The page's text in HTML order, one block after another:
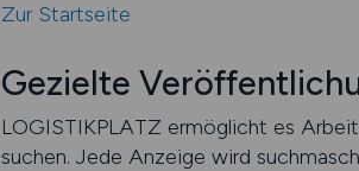
Zur Startseite
Gezielte
LOGISTIKPLATZ ermöglicht es
suchen. Jede Anzeige wird